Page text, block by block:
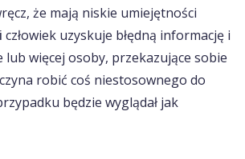
że mają niskie umiejętności
człowiek uzyskuje błędną informację i
lub więcej osoby, przekazujące sobie
robić coś niestosownego do
będzie wyglądał jak